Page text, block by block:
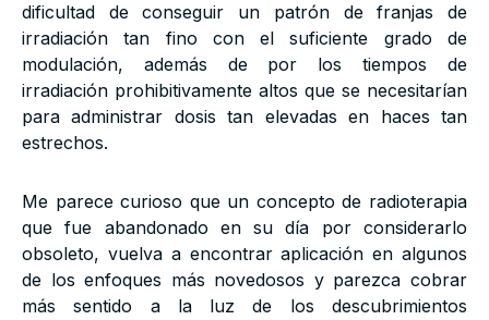
dificultad de conseguir un patrón de franjas de
irradiación tan fino con el suficiente grado de
modulación, además de por los tiempos de
irradiación prohibitivamente altos que se necesitarían
para administrar dosis tan elevadas en haces tan
estrechos.
Me parece curioso que un concepto de radioterapia
que fue abandonado en su día por considerarlo
obsoleto, vuelva a encontrar aplicación en algunos
de los enfoques más novedosos y parezca cobrar
más sentido a la luz de los descubrimientos